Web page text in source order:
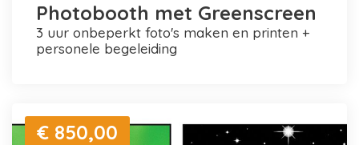
Photobooth met Greenscreen
3 uur onbeperkt foto's maken en printen +
personele begeleiding
€ 850,00